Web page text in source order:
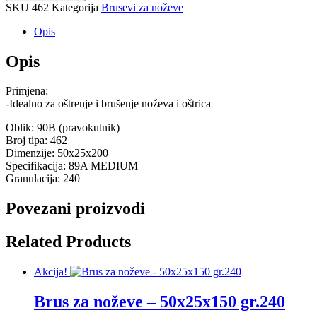
SKU 462 Kategorija Brusevi za noževe
Opis
Opis
Primjena:
-Idealno za oštrenje i brušenje noževa i oštrica
Oblik: 90B (pravokutnik)
Broj tipa: 462
Dimenzije: 50x25x200
Specifikacija: 89A MEDIUM
Granulacija: 240
Povezani proizvodi
Related Products
Akcija!
Brus za noževe – 50x25x150 gr.240